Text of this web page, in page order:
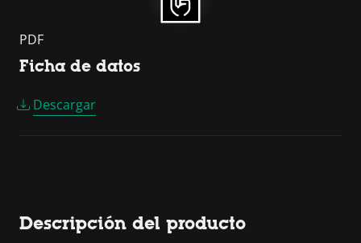
PDF
Ficha de datos
Descargar
Descripción del producto